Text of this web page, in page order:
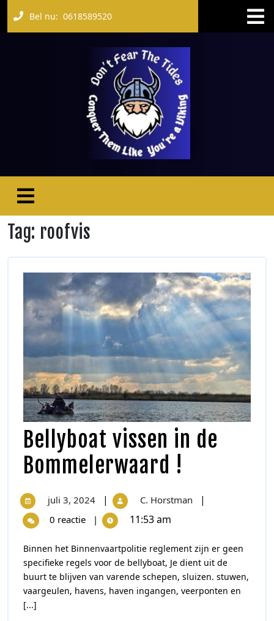
Bel nu: 0618589520
Tag: roofvis
Bellyboat vissen in de
Bommelerwaard !
juli 3, 2024 | C. Horstman |
0 reactie | 11:53 am
Binnen het Binnenvaartpolitie reglement zijn er geen
specifieke regels voor de bellyboat, Je dient uit de
buurt te blijven van varende schepen, sluizen. stuwen,
vaargeulen, havens, haven ingangen, veerponten en
[...]